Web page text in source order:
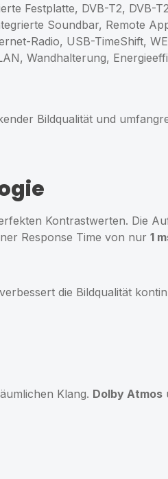
Festplatte, DVB-T2,
Soundbar, Remote
Radio, USB-TimeShift,
Wandhalterung,
Bildqualität und
Kontrastwerten. Die
Response Time von nur 1
die Bildqualität
Klang. Dolby Atmos